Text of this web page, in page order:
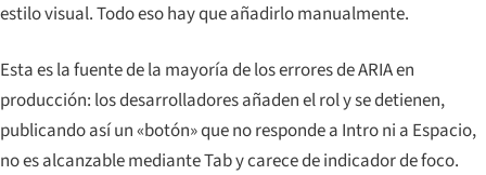
estilo visual. Todo eso hay que añadirlo manualmente.
Esta es la fuente de la mayoría de los errores de ARIA en
producción: los desarrolladores añaden el rol y se detienen,
publicando así un «botón» que no responde a Intro ni a Espacio,
no es alcanzable mediante Tab y carece de indicador de foco.